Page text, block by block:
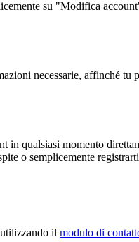
su "Modifica
necessarie, affinché tu
qualsiasi momento
o semplicemente
il modulo di